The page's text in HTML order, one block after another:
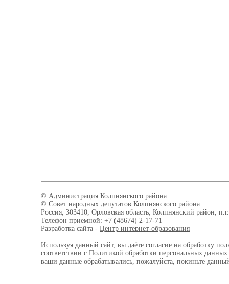
© Администрация Колпнянского района
© Совет народных депутатов Колпнянского района
Россия, 303410, Орловская область, Колпнянский район,
Телефон приемной: +7 (48674) 2-17-71
Разработка сайта - Центр интернет-образования
Используя данный сайт, вы даёте согласие на обработку
соответствии с Политикой обработки персональных данных
ваши данные обрабатывались, пожалуйста, покиньте